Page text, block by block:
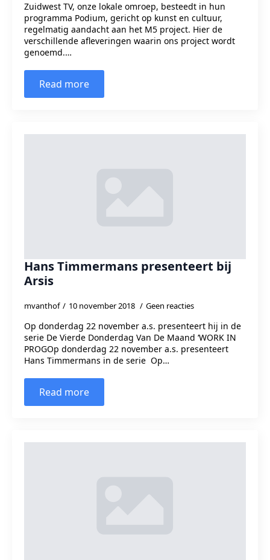
Zuidwest TV, onze lokale omroep, besteedt in hun
programma Podium, gericht op kunst en cultuur,
regelmatig aandacht aan het M5 project. Hier de
verschillende afleveringen waarin ons project wordt
genoemd.…
Read more
Hans Timmermans presenteert bij
Arsis
mvanthof 10 november 2018 Geen reacties
Op donderdag 22 november a.s. presenteert hij in de
serie De Vierde Donderdag Van De Maand ‘WORK IN
PROGOp donderdag 22 november a.s. presenteert
Hans Timmermans in de serie Op…
Read more